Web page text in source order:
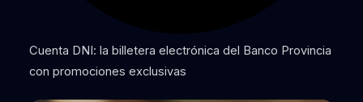
Cuenta DNI: la billetera electrónica del Banco Provincia
con promociones exclusivas